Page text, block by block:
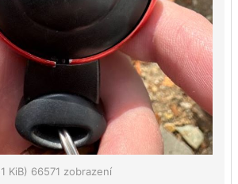
KiB) 66571 zobrazení